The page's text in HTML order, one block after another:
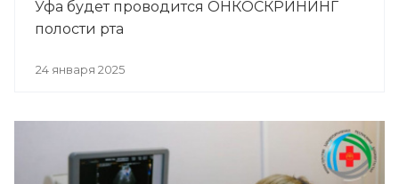
Уфа будет проводится ОНКОСКРИНИНГ
полости рта
24 января 2025